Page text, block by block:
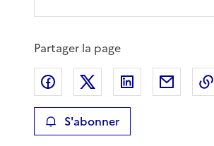
Partager la page
Partager sur Facebook
Partager sur XPartager sur
S'abonner